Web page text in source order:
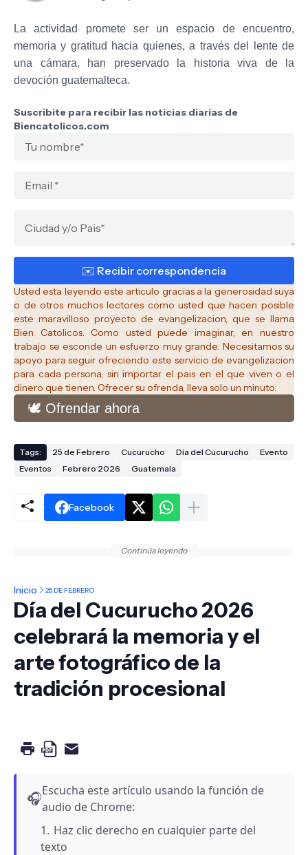
La actividad promete ser un espacio de encuentro,
memoria y gratitud hacia quienes, a través del lente de
una cámara, han preservado la historia viva de la
devoción guatemalteca.
Suscribite para recibir las noticias diarias de
Biencatolicos.com
Usted esta leyendo este articulo gracias a la generosidad suya
o de otros muchos lectores como usted que hacen posible
este maravilloso proyecto de evangelizacion, que se llama
Bien Catolicos.Como usted puede imaginar, en nuestro
trabajo se esconde un esfuerzo muy grande. Necesitamos su
apoyo para seguir ofreciendo este servicio de evangelizacion
para cada persona, sin importar el pais en el que viven o el
dinero que tienen. Ofrecer su ofrenda, lleva solo un minuto.
🕊️ Ofrendar ahora
Tags: 25 de Febrero Cucurucho Día del Cucurucho
Evento
Eventos
Febrero 2026 Guatemala
Facebook
Continúa leyendo
Inicio 25 DE FEBRERO
Día del Cucurucho 2026
celebrará la memoria y el
arte fotográfico de la
tradición procesional
🎧Escucha este artículo usando la función de
audio de Chrome:
Haz clic derecho en cualquier parte del
texto